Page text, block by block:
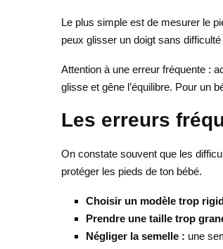
Le plus simple est de mesurer le
peux glisser un doigt sans
Attention à une erreur fréquente :
glisse et gêne l’équilibre. Pour un
Les erreurs
On constate souvent que les
protéger les pieds de ton bébé.
Choisir un modèle trop
Prendre une taille trop
Négliger la semelle : une